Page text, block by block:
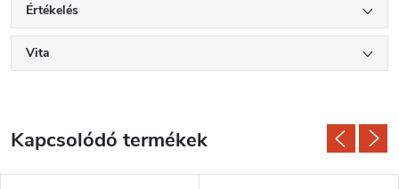
Értékelés
Vita
Kapcsolódó termékek